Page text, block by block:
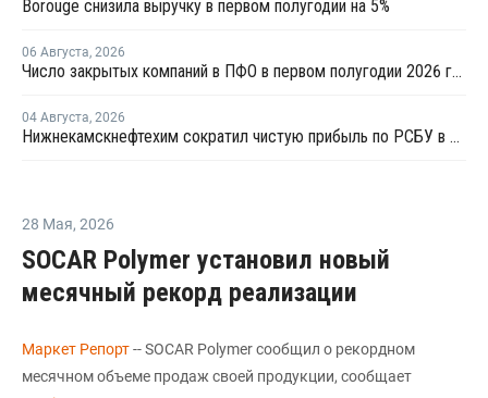
Borouge снизила выручку в первом полугодии на 5%
06 Августа, 2026
Число закрытых компаний в ПФО в первом полугодии 2026 года вдвое превысило число новых
04 Августа, 2026
Нижнекамскнефтехим сократил чистую прибыль по РСБУ в 15 раз в первом полугодии
28 Мая, 2026
SOCAR Polymer установил новый
месячный рекорд реализации
Маркет Репорт-- SOCAR Polymer сообщил о рекордном
месячном объеме продаж своей продукции, сообщает